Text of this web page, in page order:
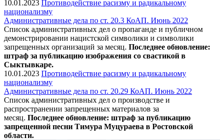
10.01.2023 Противодействие расизму и радикальному
национализму
Административные дела по ст. 20.3 КоАП. Июнь 2022
Список административных дел о пропаганде и публичном
демонстрировании нацистской символики и символики
запрещенных организаций за месяц. Последнее обновление:
штраф за публикацию изображения со свастикой в
Сыктывкаре.
10.01.2023 Противодействие расизму и радикальному
национализму
Административные дела по ст. 20.29 КоАП. Июнь 2022
Список административных дел о производстве и
распространении запрещенных материалов за
месяц. Последнее обновление: штраф за публикацию
запрещенной песни Тимура Муцураева в Ростовской
области.